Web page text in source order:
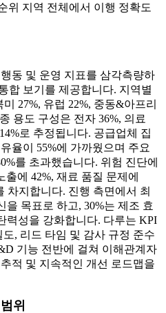
위 지역 전체에서 이행 정확도
동 및 운영 지표를 삼각측량하
합 보기를 제공합니다. 지역별
27%, 유럽 22%, 중동&아프리
용도 구성은 전자 36%, 의료
로 추정됩니다. 공급업체 집
율이 55%에 가까웠으며 주요
를 초과했습니다. 위험 진단에
에 42%, 재료 품질 문제에
차지합니다. 진행 측면에서 최
을 목표로 하고, 30%는 제조 효
력성을 강화합니다. 다루는 KPI
, 리드 타임 및 감사 규정 준수
기능 전반에 걸쳐 이해관계자
적 및 지속적인 개선 로드맵을
위